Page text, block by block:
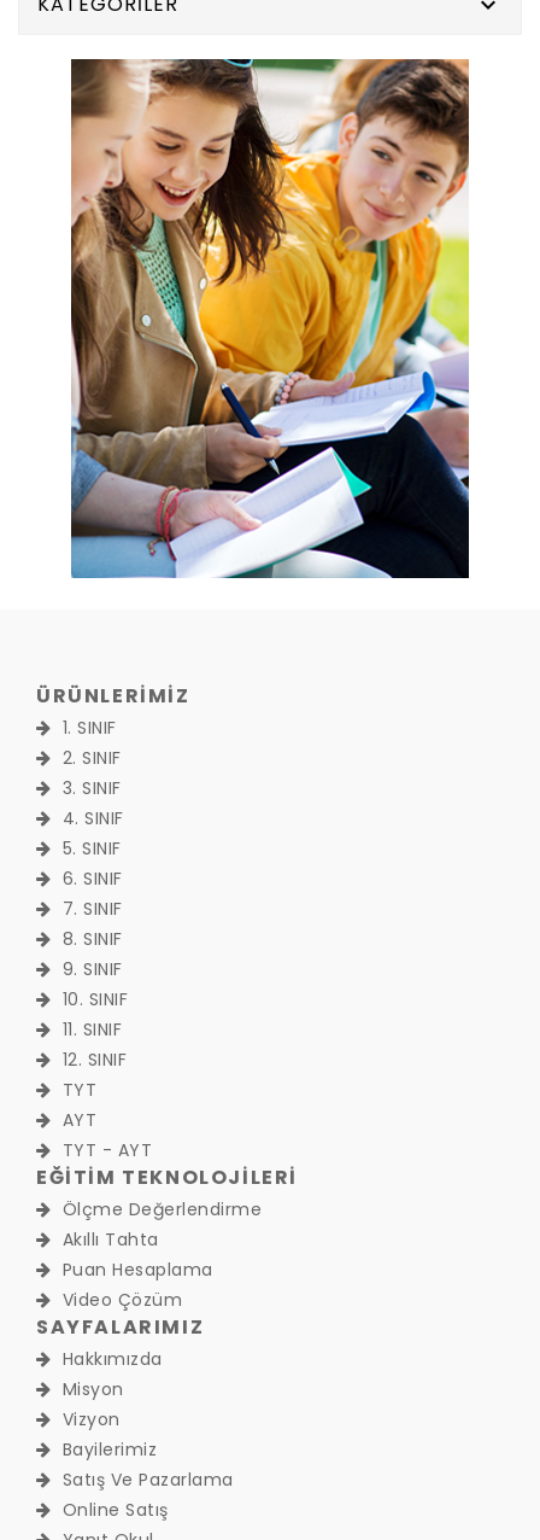
ÜRÜNLERİMİZ
1. SINIF
2. SINIF
3. SINIF
4. SINIF
5. SINIF
6. SINIF
7. SINIF
8. SINIF
9. SINIF
10. SINIF
11. SINIF
12. SINIF
TYT
AYT
TYT - AYT
EĞİTİM TEKNOLOJİLERİ
Ölçme Değerlendirme
Akıllı Tahta
Puan Hesaplama
Video Çözüm
SAYFALARIMIZ
Hakkımızda
Misyon
Vizyon
Bayilerimiz
Satış Ve Pazarlama
Online Satış